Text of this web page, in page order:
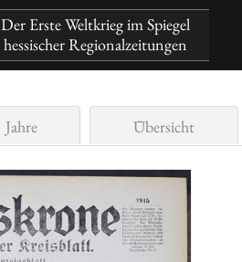
Der Erste Weltkrieg im Spiegel
hessischer Regionalzeitungen
Jahre Übersicht